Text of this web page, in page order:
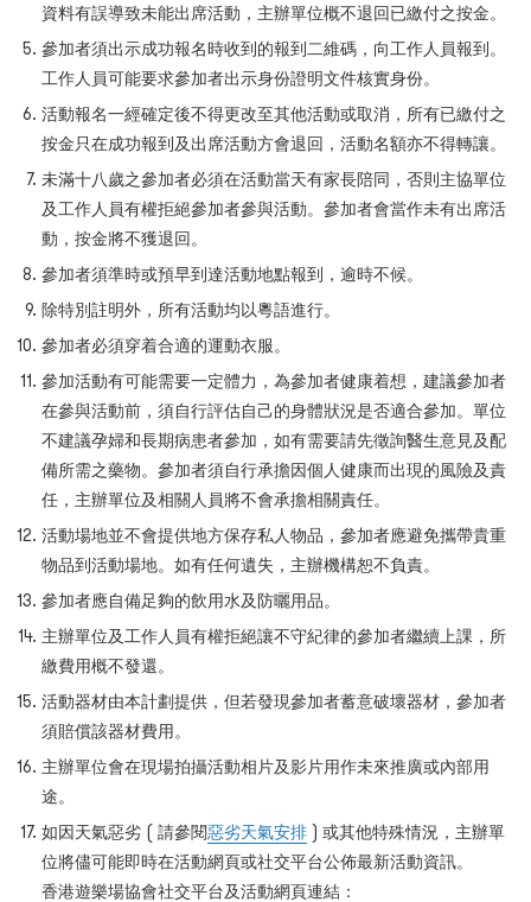
資料有誤導致未能出席活動，主辦單位概不退回已繳付之按金。
參加者須出示成功報名時收到的報到二維碼，向工作人員報到。
工作人員可能要求參加者出示身份證明文件核實身份。
活動報名一經確定後不得更改至其他活動或取消，所有已繳付之
按金只在成功報到及出席活動方會退回，活動名額亦不得轉讓。
未滿十八歲之參加者必須在活動當天有家長陪同，否則主協單位
及工作人員有權拒絕參加者參與活動。參加者會當作未有出席活
動，按金將不獲退回。
參加者須準時或預早到達活動地點報到，逾時不候。
除特別註明外，所有活動均以粵語進行。
參加者必須穿着合適的運動衣服。
參加活動有可能需要一定體力，為參加者健康着想，建議參加者
在參與活動前，須自行評估自己的身體狀況是否適合參加。單位
不建議孕婦和長期病患者參加，如有需要請先徵詢醫生意見及配
備所需之藥物。參加者須自行承擔因個人健康而出現的風險及責
任，主辦單位及相關人員將不會承擔相關責任。
活動場地並不會提供地方保存私人物品，參加者應避免攜帶貴重
物品到活動場地。如有任何遺失，主辦機構恕不負責。
參加者應自備足夠的飲用水及防曬用品。
主辦單位及工作人員有權拒絕讓不守紀律的參加者繼續上課，所
繳費用概不發還。
活動器材由本計劃提供，但若發現參加者蓄意破壞器材，參加者
須賠償該器材費用。
主辦單位會在現場拍攝活動相片及影片用作未來推廣或內部用
途。
如因天氣惡劣 ( 請參閱惡劣天氣安排 ) 或其他特殊情況，主辦單
位將儘可能即時在活動網頁或社交平台公佈最新活動資訊。
香港遊樂場協會社交平台及活動網頁連結：